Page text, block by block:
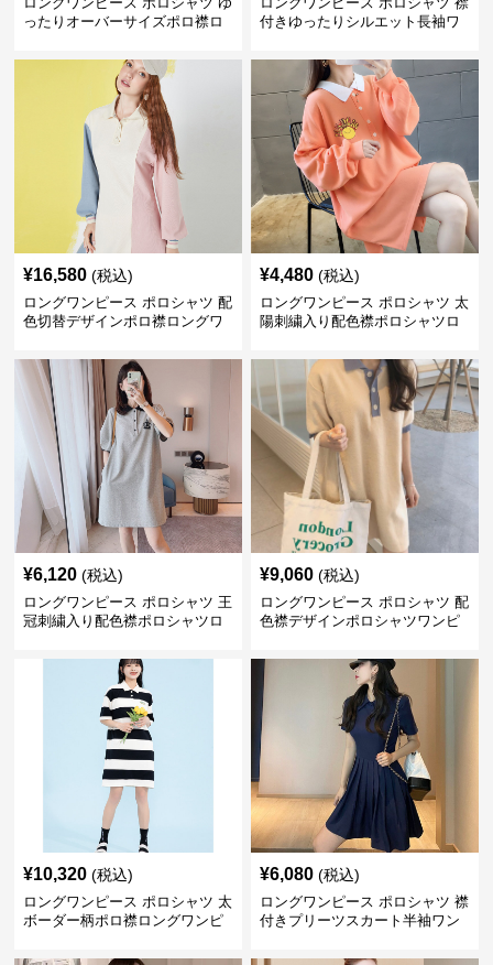
ったりオーバーサイズポロ襟ロ
付きゆったりシルエット長袖ワ
¥16,580 (税込)
ロングワンピース ポロシャツ 配
色切替デザインポロ襟ロングワ
¥4,480 (税込)
ロングワンピース ポロシャツ 太
陽刺繍入り配色襟ポロシャツロ
¥6,120 (税込)
ロングワンピース ポロシャツ 王
冠刺繍入り配色襟ポロシャツロ
¥9,060 (税込)
ロングワンピース ポロシャツ 配
色襟デザインポロシャツワンピ
¥10,320 (税込)
ロングワンピース ポロシャツ 太
ボーダー柄ポロ襟ロングワンピ
¥6,080 (税込)
ロングワンピース ポロシャツ 襟
付きプリーツスカート半袖ワン